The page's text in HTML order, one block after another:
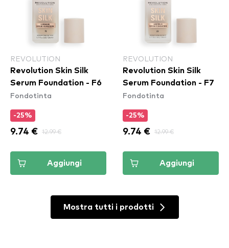
REVOLUTION
Revolution Skin Silk
Serum Foundation - F6
Fondotinta
-25%
9.74 € 12.99 €
Aggiungi
REVOLUTION
Revolution Skin Silk
Serum Foundation - F7
Fondotinta
-25%
9.74 € 12.99 €
Aggiungi
Mostra tutti i prodotti